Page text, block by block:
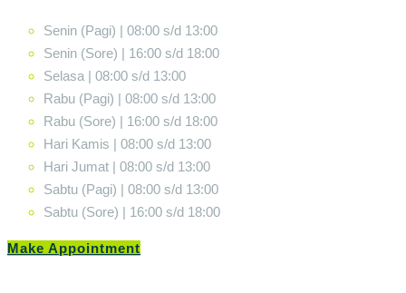
Senin (Pagi) | 08:00 s/d 13:00
Senin (Sore) | 16:00 s/d 18:00
Selasa | 08:00 s/d 13:00
Rabu (Pagi) | 08:00 s/d 13:00
Rabu (Sore) | 16:00 s/d 18:00
Hari Kamis | 08:00 s/d 13:00
Hari Jumat | 08:00 s/d 13:00
Sabtu (Pagi) | 08:00 s/d 13:00
Sabtu (Sore) | 16:00 s/d 18:00
Make Appointment